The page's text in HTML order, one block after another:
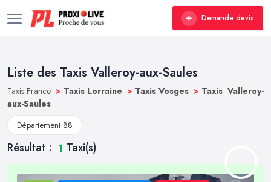
Demande devis
Liste des Taxis Valleroy-aux-Saules
Taxis France > Taxis Lorraine > Taxis Vosges > Taxis Valleroy-
aux-Saules
Département 88
Résultat : 1 Taxi(s)